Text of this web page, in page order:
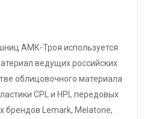
АМК-Троя используется
ведущих российских
облицовочного материала
CPL и HPL передовых
брендов Lemark, Melatone,